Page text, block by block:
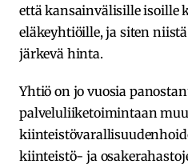
että kansainvälisille isoille
eläkeyhtiöille, ja siten
järkevä hinta.
Yhtiö on jo vuosia
palveluliiketoimintaan
kiinteistö- ja